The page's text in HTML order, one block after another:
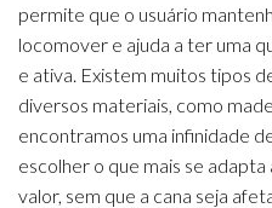
permite que o usuário
locomover e ajuda a ter uma
e ativa. Existem muitos tipos
diversos materiais, como
encontramos uma infinidade
escolher o que mais se adapta
valor, sem que a cana seja